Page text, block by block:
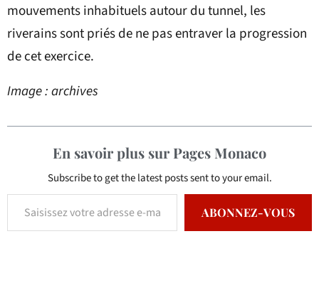
mouvements inhabituels autour du tunnel, les
riverains sont priés de ne pas entraver la progression
de cet exercice.
Image : archives
En savoir plus sur Pages Monaco
Subscribe to get the latest posts sent to your email.
ABONNEZ-VOUS